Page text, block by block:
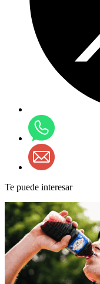
Te puede interesar